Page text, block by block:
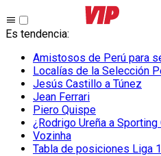
Es tendencia:
Amistosos de Perú para
Localías de la Selección
Jesús Castillo a Túnez
Jean Ferrari
Piero Quispe
¿Rodrigo Ureña a Sporting
Vozinha
Tabla de posiciones Liga